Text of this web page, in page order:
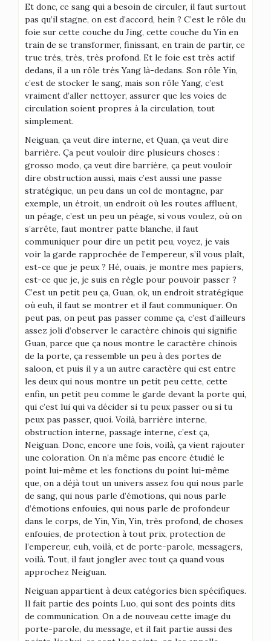
Et donc, ce sang qui a besoin de circuler, il faut surtout
pas qu’il stagne, on est d’accord, hein ? C’est le rôle du
foie sur cette couche du Jing, cette couche du Yin en
train de se transformer, finissant, en train de partir, ce
truc très, très, très profond. Et le foie est très actif
dedans, il a un rôle très Yang là-dedans. Son rôle Yin,
c’est de stocker le sang, mais son rôle Yang, c’est
vraiment d’aller nettoyer, assurer que les voies de
circulation soient propres à la circulation, tout
simplement.
Neiguan, ça veut dire interne, et Quan, ça veut dire
barrière. Ça peut vouloir dire plusieurs choses :
grosso modo, ça veut dire barrière, ça peut vouloir
dire obstruction aussi, mais c’est aussi une passe
stratégique, un peu dans un col de montagne, par
exemple, un étroit, un endroit où les routes affluent,
un péage, c’est un peu un péage, si vous voulez, où on
s’arrête, faut montrer patte blanche, il faut
communiquer pour dire un petit peu, voyez, je vais
voir la garde rapprochée de l’empereur, s’il vous plaît,
est-ce que je peux ? Hé, ouais, je montre mes papiers,
est-ce que je, je suis en règle pour pouvoir passer ?
C’est un petit peu ça, Guan, ok, un endroit stratégique
où euh, il faut se montrer et il faut communiquer. On
peut pas, on peut pas passer comme ça, c’est d’ailleurs
assez joli d’observer le caractère chinois qui signifie
Guan, parce que ça nous montre le caractère chinois
de la porte, ça ressemble un peu à des portes de
saloon, et puis il y a un autre caractère qui est entre
les deux qui nous montre un petit peu cette, cette
enfin, un petit peu comme le garde devant la porte qui,
qui c’est lui qui va décider si tu peux passer ou si tu
peux pas passer, quoi. Voilà, barrière interne,
obstruction interne, passage interne, c’est ça,
Neiguan. Donc, encore une fois, voilà, ça vient rajouter
une coloration. On n’a même pas encore étudié le
point lui-même et les fonctions du point lui-même
que, on a déjà tout un univers assez fou qui nous parle
de sang, qui nous parle d’émotions, qui nous parle
d’émotions enfouies, qui nous parle de profondeur
dans le corps, de Yin, Yin, Yin, très profond, de choses
enfouies, de protection à tout prix, protection de
l’empereur, euh, voilà, et de porte-parole, messagers,
voilà. Tout, il faut jongler avec tout ça quand vous
approchez Neiguan.
Neiguan appartient à deux catégories bien spécifiques.
Il fait partie des points Luo, qui sont des points dits
de communication. On a de nouveau cette image du
porte-parole, du message, et il fait partie aussi des